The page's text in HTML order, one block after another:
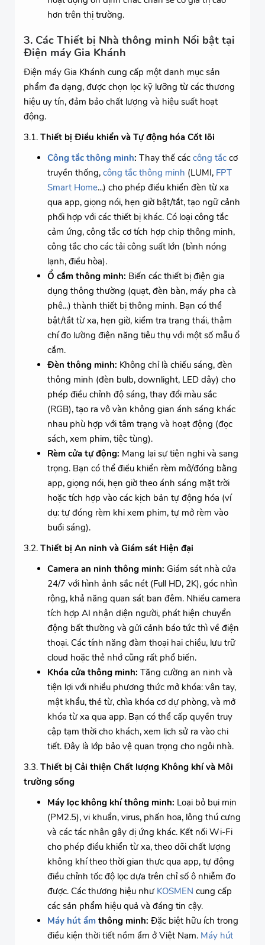
hơn trên thị trường.
3. Các Thiết bị Nhà thông minh Nổi bật tại
Điện máy Gia Khánh
Điện máy Gia Khánh cung cấp một danh mục sản
phẩm đa dạng, được chọn lọc kỹ lưỡng từ các thương
hiệu uy tín, đảm bảo chất lượng và hiệu suất hoạt
động.
3.1. Thiết bị Điều khiển và Tự động hóa Cốt lõi
Công tắc thông minh: Thay thế các công tắc cơ
truyền thống, công tắc thông minh (LUMI, FPT
Smart Home...) cho phép điều khiển đèn từ xa
qua app, giọng nói, hẹn giờ bật/tắt, tạo ngữ cảnh
phối hợp với các thiết bị khác. Có loại công tắc
cảm ứng, công tắc cơ tích hợp chip thông minh,
công tắc cho các tải công suất lớn (bình nóng
lạnh, điều hòa).
Ổ cắm thông minh: Biến các thiết bị điện gia
dụng thông thường (quạt, đèn bàn, máy pha cà
phê...) thành thiết bị thông minh. Bạn có thể
bật/tắt từ xa, hẹn giờ, kiểm tra trạng thái, thậm
chí đo lường điện năng tiêu thụ với một số mẫu ổ
cắm.
Đèn thông minh: Không chỉ là chiếu sáng, đèn
thông minh (đèn bulb, downlight, LED dây) cho
phép điều chỉnh độ sáng, thay đổi màu sắc
(RGB), tạo ra vô vàn không gian ánh sáng khác
nhau phù hợp với tâm trạng và hoạt động (đọc
sách, xem phim, tiệc tùng).
Rèm cửa tự động: Mang lại sự tiện nghi và sang
trọng. Bạn có thể điều khiển rèm mở/đóng bằng
app, giọng nói, hẹn giờ theo ánh sáng mặt trời
hoặc tích hợp vào các kịch bản tự động hóa (ví
dụ: tự đóng rèm khi xem phim, tự mở rèm vào
buổi sáng).
3.2. Thiết bị An ninh và Giám sát Hiện đại
Camera an ninh thông minh: Giám sát nhà cửa
24/7 với hình ảnh sắc nét (Full HD, 2K), góc nhìn
rộng, khả năng quan sát ban đêm. Nhiều camera
tích hợp AI nhận diện người, phát hiện chuyển
động bất thường và gửi cảnh báo tức thì về điện
thoại. Các tính năng đàm thoại hai chiều, lưu trữ
cloud hoặc thẻ nhớ cũng rất phổ biến.
Khóa cửa thông minh: Tăng cường an ninh và
tiện lợi với nhiều phương thức mở khóa: vân tay,
mật khẩu, thẻ từ, chìa khóa cơ dự phòng, và mở
khóa từ xa qua app. Bạn có thể cấp quyền truy
cập tạm thời cho khách, xem lịch sử ra vào chi
tiết. Đây là lớp bảo vệ quan trọng cho ngôi nhà.
3.3. Thiết bị Cải thiện Chất lượng Không khí và Môi
trường sống
Máy lọc không khí thông minh: Loại bỏ bụi mịn
(PM2.5), vi khuẩn, virus, phấn hoa, lông thú cưng
và các tác nhân gây dị ứng khác. Kết nối Wi-Fi
cho phép điều khiển từ xa, theo dõi chất lượng
không khí theo thời gian thực qua app, tự động
điều chỉnh tốc độ lọc dựa trên chỉ số ô nhiễm đo
được. Các thương hiệu như KOSMEN cung cấp
các sản phẩm hiệu quả và đáng tin cậy.
Máy hút ẩm thông minh: Đặc biệt hữu ích trong
điều kiện thời tiết nồm ẩm ở Việt Nam. Máy hút